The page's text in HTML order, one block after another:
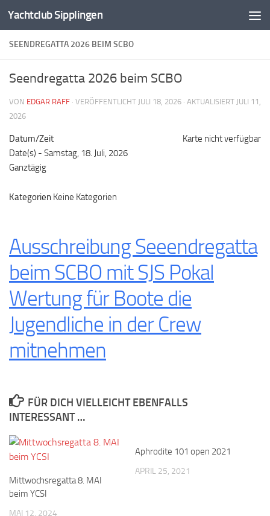
Zum Inhalt springen
Yachtclub Sipplingen
SEENDREGATTA 2026 BEIM SCBO
Seendregatta 2026 beim SCBO
VON EDGAR RAFF · VERÖFFENTLICHT JULI 18, 2026 · AKTUALISIERT JULI 11,
2026
Karte nicht verfügbar
Datum/Zeit
Date(s) - Samstag, 18. Juli, 2026
Ganztägig
Kategorien Keine Kategorien
Ausschreibung Seeendregatta
beim SCBO mit SJS Pokal
Wertung für Boote die
Jugendliche in der Crew
mitnehmen
FÜR DICH VIELLEICHT EBENFALLS
INTERESSANT …
Mittwochsregatta 8. MAI
beim YCSI
MAI 12, 2024
Aphrodite 101 open 2021
APRIL 25, 2021